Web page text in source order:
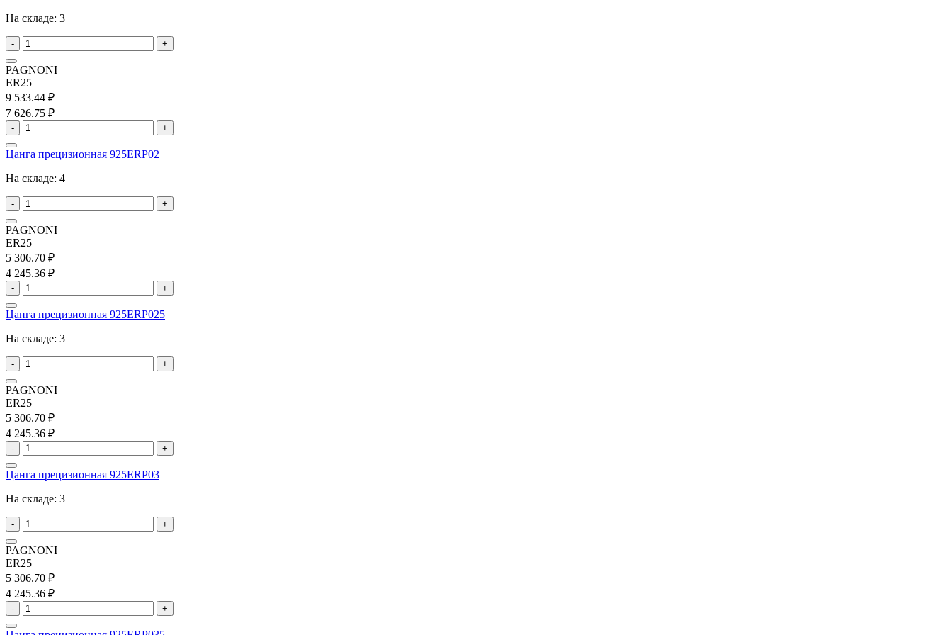
На складе: 3
- +
PAGNONI
ER25
9 533.44 ₽
7 626.75 ₽
- +
Цанга прецизионная 925ERP02
На складе: 4
- +
PAGNONI
ER25
5 306.70 ₽
4 245.36 ₽
- +
Цанга прецизионная 925ERP025
На складе: 3
- +
PAGNONI
ER25
5 306.70 ₽
4 245.36 ₽
- +
Цанга прецизионная 925ERP03
На складе: 3
- +
PAGNONI
ER25
5 306.70 ₽
4 245.36 ₽
- +